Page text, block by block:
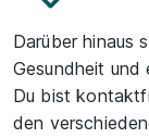
Darüber hinaus
Gesundheit und
Du bist
den